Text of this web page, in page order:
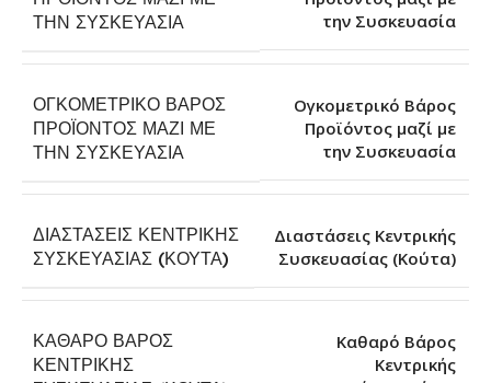
ΤΗΝ ΣΥΣΚΕΥΑΣΊΑ
την Συσκευασία
ΟΓΚΟΜΕΤΡΙΚΌ ΒΆΡΟΣ
ΠΡΟΪΌΝΤΟΣ ΜΑΖΊ ΜΕ
ΤΗΝ ΣΥΣΚΕΥΑΣΊΑ
Ογκομετρικό Βάρος
Προϊόντος μαζί με
την Συσκευασία
ΔΙΑΣΤΆΣΕΙΣ ΚΕΝΤΡΙΚΉΣ
ΣΥΣΚΕΥΑΣΊΑΣ (ΚΟΎΤΑ)
Διαστάσεις Κεντρικής
Συσκευασίας (Κούτα)
ΚΑΘΑΡΌ ΒΆΡΟΣ
ΚΕΝΤΡΙΚΉΣ
Καθαρό Βάρος
Κεντρικής